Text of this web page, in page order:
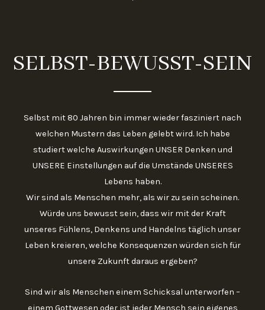
SELBST-BEWUSST-SEIN
Selbst mit 80 Jahren bin immer wieder fasziniert nach
welchen Mustern das Leben gelebt wird. Ich habe
studiert welche Auswirkungen UNSER Denken und
UNSERE Einstellungen auf die Umstände UNSERES
Lebens haben.
Wir sind als Menschen mehr, als wir zu sein scheinen.
Würde uns bewusst sein, dass wir mit der Kraft
unseres Fühlens, Denkens und Handelns täglich unser
Leben kreieren, welche Konsequenzen würden sich für
unsere Zukunft daraus ergeben?
Sind wir als Menschen einem Schicksal unterworfen –